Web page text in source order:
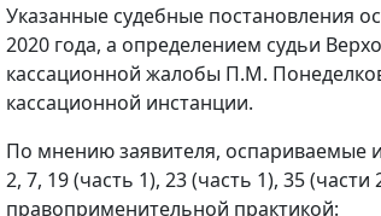
Указанные судебные постановления
2020 года, а определением судьи
кассационной жалобы П.М.
кассационной инстанции.
По мнению заявителя, оспариваемые
2, 7, 19 (часть 1), 23 (часть 1), 35
правоприменительной практикой: